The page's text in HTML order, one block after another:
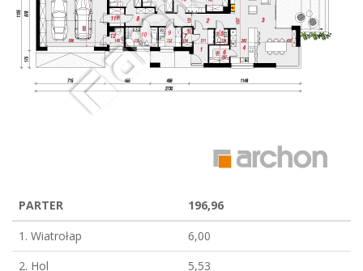
PARTER
196,96
1. Wiatrołap
6,00
2. Hol
5,53